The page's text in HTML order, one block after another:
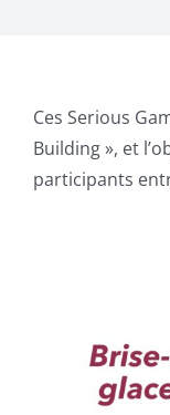
Ces Serious
Building », et
participants